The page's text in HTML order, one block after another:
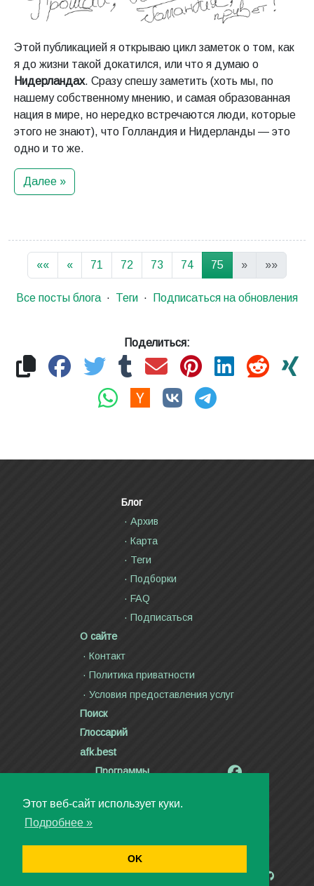
Этот веб-сайт использует куки.
Подробнее »
OK
Этой публикацией я открываю цикл заметок о том, как
я до жизни такой докатился, или что я думаю о
Нидерландах. Сразу спешу заметить (хоть мы, по
нашему собственному мнению, и самая образованная
нация в мире, но нередко встречаются люди, которые
этого не знают), что Голландия и Нидерланды — это
одно и то же.
Далее »
«« « 71 72 73 74 75 » »»
Все посты блога Теги Подписаться на обновления
Поделиться:
Блог
Архив
Карта
Теги
Подборки
FAQ
Подписаться
О сайте
Контакт
Политика приватности
Условия предоставления услуг
Поиск
Глоссарий
afk.best
Программы
Стихи и тексты песен
Видео
Авторское право ©2000—2026Дмитрий Канн